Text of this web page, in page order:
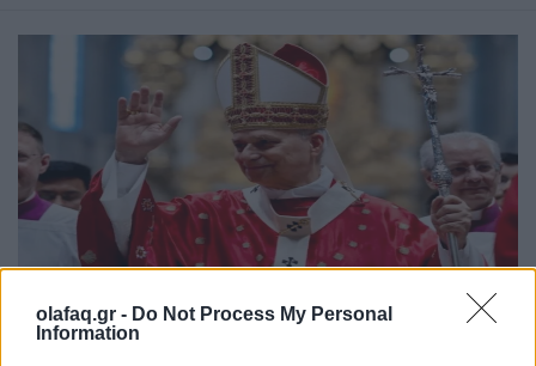
olafaq.gr - Do Not Process My Personal
Information
Διεθνή